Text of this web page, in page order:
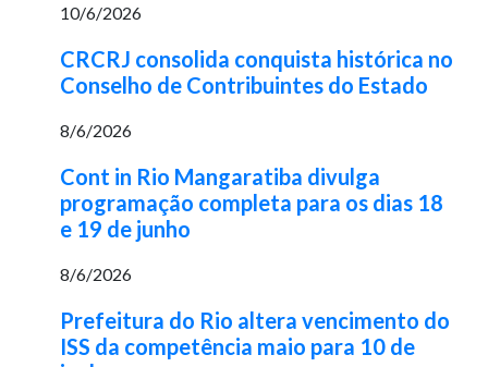
10/6/2026
CRCRJ consolida conquista histórica no
Conselho de Contribuintes do Estado
8/6/2026
Cont in Rio Mangaratiba divulga
programação completa para os dias 18
e 19 de junho
8/6/2026
Prefeitura do Rio altera vencimento do
ISS da competência maio para 10 de